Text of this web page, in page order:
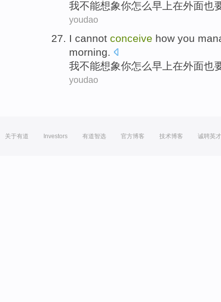
我不能想象你怎么早上在外面也
youdao
I cannot conceive how you
morning.
我不能想象你怎么早上在外面也
youdao
关于有道 Investors 有道智选 官方博客 技术博客 诚聘英才